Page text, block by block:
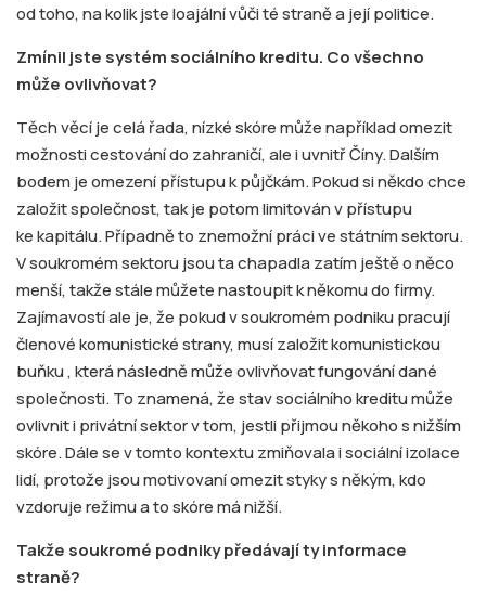
od toho, na kolik jste loajální vůči té straně a její politice.
Zmínil jste systém sociálního kreditu. Co všechno
může ovlivňovat?
Těch věcí je celá řada, nízké skóre může například omezit
možnosti cestování do zahraničí, ale i uvnitř Číny. Dalším
bodem je omezení přístupu k půjčkám. Pokud si někdo chce
založit společnost, tak je potom limitován v přístupu
ke kapitálu. Případně to znemožní práci ve státním sektoru.
V soukromém sektoru jsou ta chapadla zatím ještě o něco
menší, takže stále můžete nastoupit k někomu do firmy.
Zajímavostí ale je, že pokud v soukromém podniku pracují
členové komunistické strany, musí založit komunistickou
buňku , která následně může ovlivňovat fungování dané
společnosti. To znamená, že stav sociálního kreditu může
ovlivnit i privátní sektor v tom, jestli přijmou někoho s nižším
skóre. Dále se v tomto kontextu zmiňovala i sociální izolace
lidí, protože jsou motivovaní omezit styky s někým, kdo
vzdoruje režimu a to skóre má nižší.
Takže soukromé podniky předávají ty informace
straně?